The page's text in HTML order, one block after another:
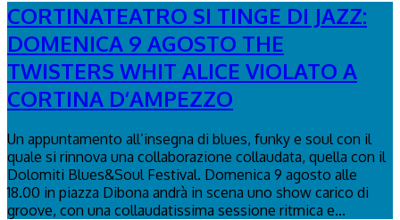
CORTINATEATRO SI TINGE DI JAZZ:
DOMENICA 9 AGOSTO THE
TWISTERS WHIT ALICE VIOLATO A
CORTINA D’AMPEZZO
Un appuntamento all’insegna di blues, funky e soul con il
quale si rinnova una collaborazione collaudata, quella con il
Dolomiti Blues&Soul Festival. Domenica 9 agosto alle
18.00 in piazza Dibona andrà in scena uno show carico di
groove, con una collaudatissima sessione ritmica e...